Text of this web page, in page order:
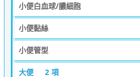
小便白血球/膿細胞
小便黏絲
小便管型
大便 2 項